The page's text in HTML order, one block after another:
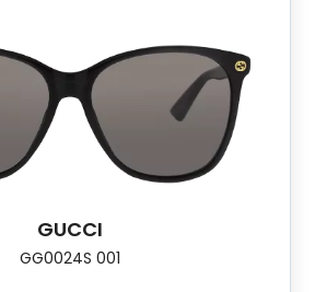
GUCCI
GG0024S 001